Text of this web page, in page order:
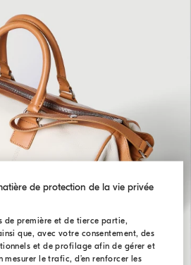
de protection de la vie privée
de première et de tierce partie,
que, avec votre consentement, des
et de profilage afin de gérer et
mesurer le trafic, d’en renforcer les